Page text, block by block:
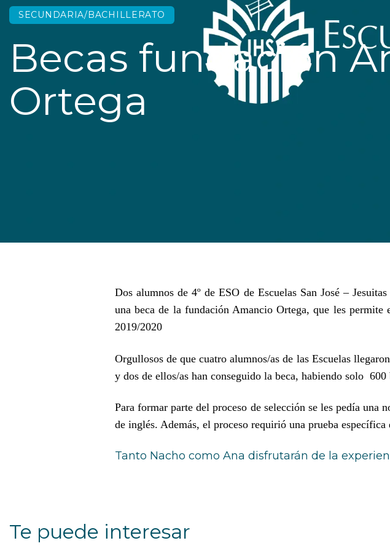
SECUNDARIA/BACHILLERATO
Becas fundación
Ortega
Dos alumnos de 4º de ESO de Escuelas San José –
una beca de la fundación Amancio Ortega, que les
2019/2020
Orgullosos de que cuatro alumnos/as de las Escuelas
y dos de ellos/as han conseguido la beca, habiendo solo 600
Para formar parte del proceso de selección se les pedía
de inglés. Además, el proceso requirió una prueba específica
Tanto Nacho como Ana disfrutarán de la
Te puede interesar